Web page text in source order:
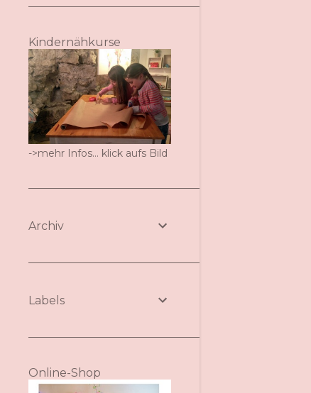
Kindernähkurse
->mehr Infos... klick aufs Bild
Archiv
Labels
Online-Shop